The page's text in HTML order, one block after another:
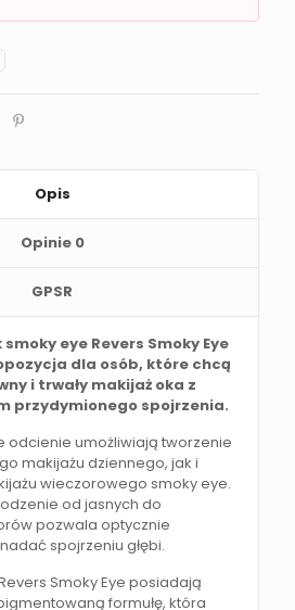
Opis
Opinie 0
GPSR
eye Revers Smoky Eye
dla osób, które chcą
i trwały makijaż oka z
przydymionego spojrzenia.
odcienie umożliwiają tworzenie
makijażu dziennego, jak i
wieczorowego smoky eye.
od jasnych do
pozwala optycznie
spojrzeniu głębi.
Smoky Eye posiadają
formułę, która